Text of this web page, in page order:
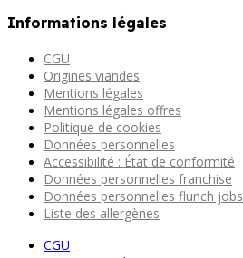
Informations légales
CGU
Origines viandes
Mentions légales
Mentions légales offres
Politique de cookies
Données personnelles
Accessibilité : État de conformité
Données personnelles franchise
Données personnelles flunch jobs
Liste des allergènes
CGU